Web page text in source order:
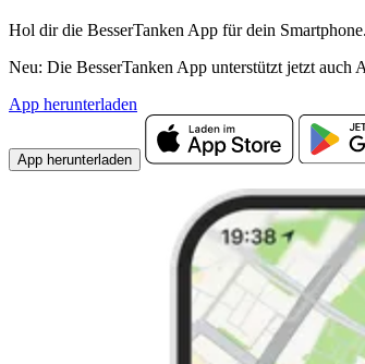
Hol dir die BesserTanken App für dein
Neu: Die BesserTanken App unterstützt jetzt auch
App herunterladen
App herunterladen